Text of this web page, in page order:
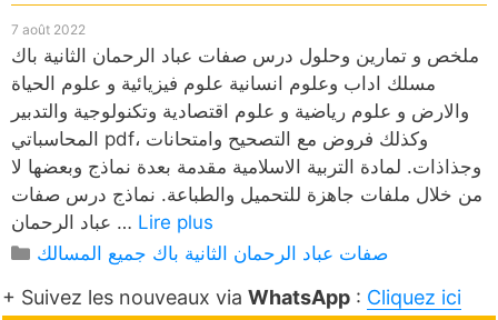
7 août 2022
ملخص و تمارين وحلول درس صفات عباد الرحمان الثانية باك
مسلك اداب وعلوم انسانية علوم فيزيائية و علوم الحياة
والارض و علوم رياضية و علوم اقتصادية وتكنولوجية والتدبير
المحاسباتي pdf، وكذلك فروض مع التصحيح وامتحانات
وجذاذات. لمادة التربية الاسلامية مقدمة بعدة نماذج وبعضها لا
من خلال ملفات جاهزة للتحميل والطباعة. نماذج درس صفات
عباد الرحمان … Lire plus
Catégories
صفات عباد الرحمان الثانية باك جميع المسالك
+ Suivez les nouveaux via WhatsApp : Cliquez ici